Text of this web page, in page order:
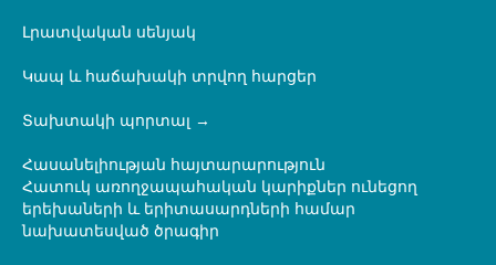
Լրատվական սենյակ
Կապ և հաճախակի տրվող հարցեր
Տախտակի պորտալ
Հասանելիության հայտարարություն
Հատուկ առողջապահական կարիքներ ունեցող
երեխաների և երիտասարդների համար
նախատեսված ծրագիր